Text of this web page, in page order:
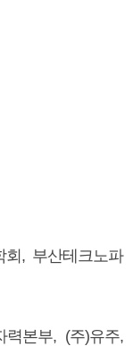
, 부산테크노파
본부, (주)유주,